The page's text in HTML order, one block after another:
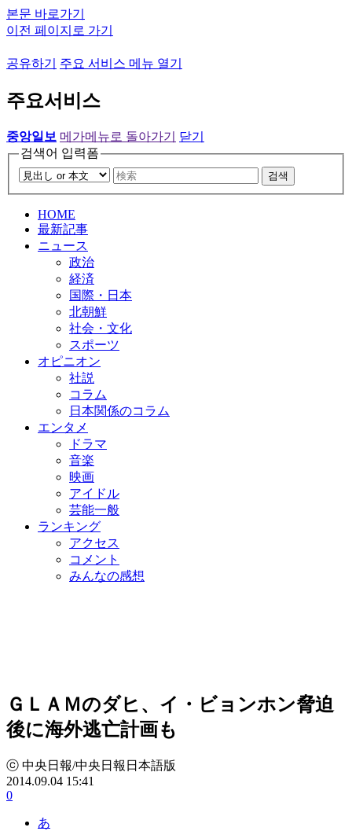
본문 바로가기
이전 페이지로 가기
공유하기 주요 서비스 메뉴 열기
주요서비스
중앙일보 메가메뉴로 돌아가기
닫기
검색어 입력폼
검색
HOME
最新記事
ニュース
政治
経済
国際・日本
北朝鮮
社会・文化
スポーツ
オピニオン
社説
コラム
日本関係のコラム
エンタメ
ドラマ
音楽
映画
アイドル
芸能一般
ランキング
アクセス
コメント
みんなの感想
ＧＬＡＭのダヒ、イ・ビョンホン脅迫
後に海外逃亡計画も
ⓒ 中央日報/中央日報日本語版
2014.09.04 15:41
0
あ